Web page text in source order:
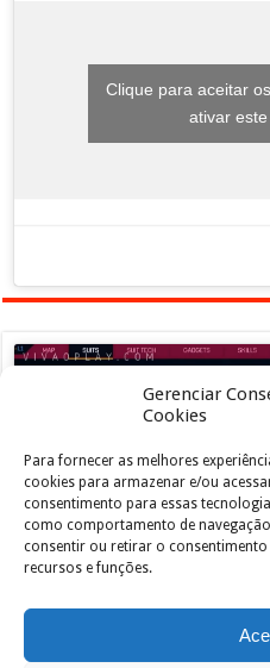
Gerenciar
Cookies
Para fornecer as melhores
cookies para armazenar e/ou
consentimento para essas
como comportamento de
consentir ou retirar o
recursos e funções.
Clique para aceitar
ativar
Clique para aceitar
ativar